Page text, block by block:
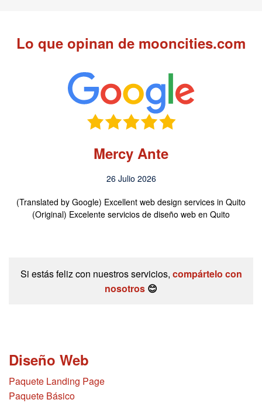
Lo que opinan de mooncities.com
Mercy Ante
26 Julio 2026
(Translated by Google) Excellent web design services in Quito
(Original) Excelente servicios de diseño web en Quito
Si estás feliz con nuestros servicios, compártelo con
nosotros 😊
Diseño Web
Paquete Landing Page
Paquete Básico